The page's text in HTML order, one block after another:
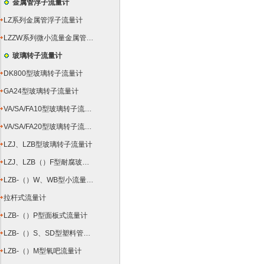
金属管浮子流量计
LZ系列金属管浮子流量计
LZZW系列微小流量金属管浮子流量计
玻璃转子流量计
DK800型玻璃转子流量计
GA24型玻璃转子流量计
VA/SA/FA10型玻璃转子流量计
VA/SA/FA20型玻璃转子流量计
LZJ、LZB型玻璃转子流量计
LZJ、LZB（）F型耐腐玻璃转子流量计
LZB-（）W、WB型小流量玻璃转子流量计
拉杆式流量计
LZB-（）P型面板式流量计
LZB-（）S、SD型塑料管转子流量计
LZB-（）M型氧吧流量计